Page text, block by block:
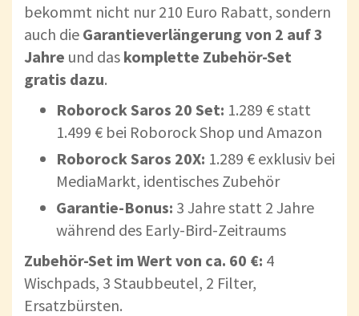
bekommt nicht nur 210 Euro Rabatt, sondern
auch die Garantieverlängerung von 2 auf 3
Jahre und das komplette Zubehör-Set
gratis dazu.
Roborock Saros 20 Set: 1.289 € statt
1.499 € bei Roborock Shop und Amazon
Roborock Saros 20X: 1.289 € exklusiv bei
MediaMarkt, identisches Zubehör
Garantie-Bonus: 3 Jahre statt 2 Jahre
während des Early-Bird-Zeitraums
Zubehör-Set im Wert von ca. 60 €: 4
Wischpads, 3 Staubbeutel, 2 Filter,
Ersatzbürsten.